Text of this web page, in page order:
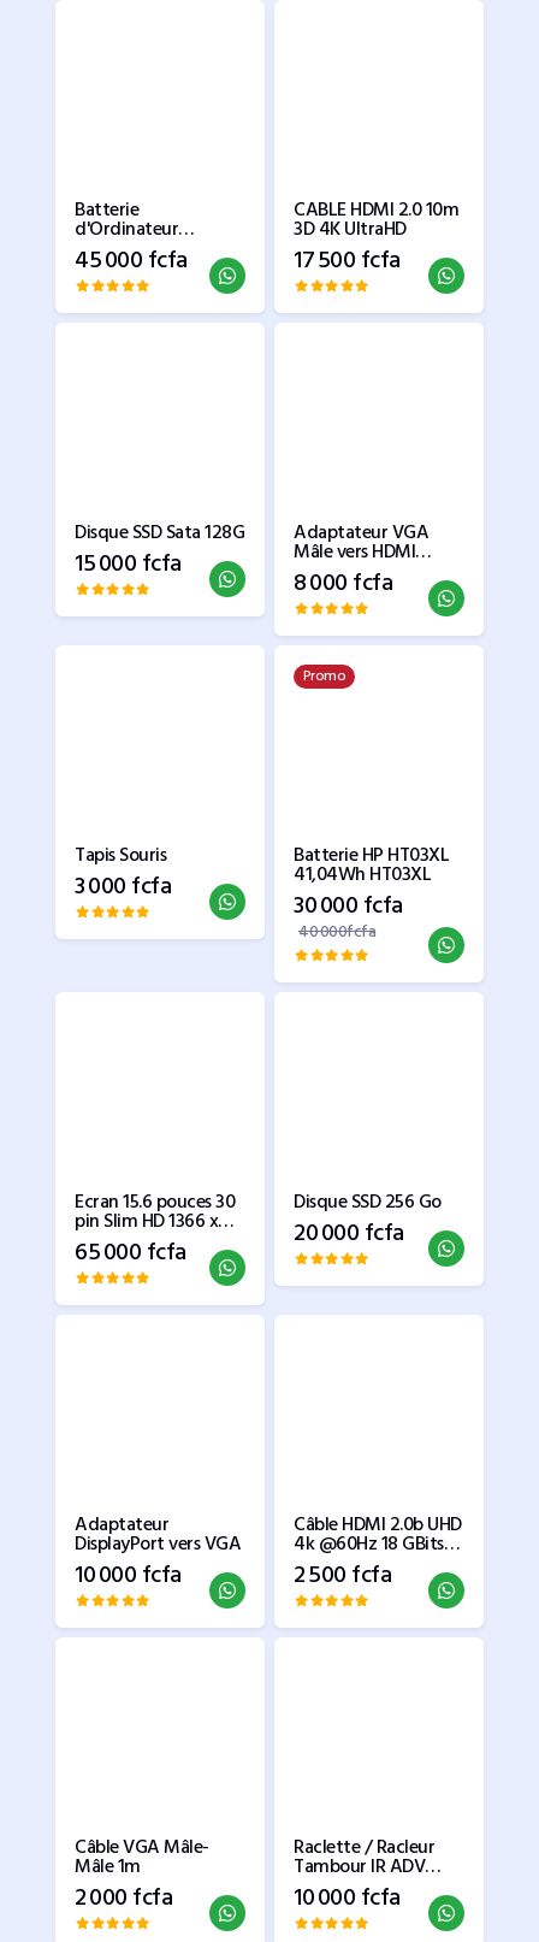
Batterie
d'Ordinateur
portable PK03XL
45 000 fcfa
CABLE HDMI 2.0 10m
3D 4K UltraHD
17 500 fcfa
Disque SSD Sata 128G
15 000 fcfa
Adaptateur VGA
Mâle vers HDMI
Femelle avec Audio +
USB
8 000 fcfa
Tapis Souris
3 000 fcfa
Promo
Batterie HP HT03XL
41,04Wh HT03XL
30 000 fcfa
40 000fcfa
Ecran 15.6 pouces 30
pin Slim HD 1366 x
768 350mm sans
crochets
65 000 fcfa
Disque SSD 256 Go
20 000 fcfa
Adaptateur
DisplayPort vers VGA
10 000 fcfa
Câble HDMI 2.0b UHD
4k @60Hz 18 GBits
de 1.5m
2 500 fcfa
Câble VGA Mâle-
Mâle 1m
2 000 fcfa
Raclette / Racleur
Tambour IR ADV
5045
10 000 fcfa